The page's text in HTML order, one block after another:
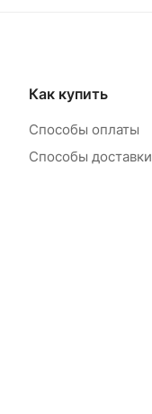
Как купить
Способы оплаты
Способы доставки